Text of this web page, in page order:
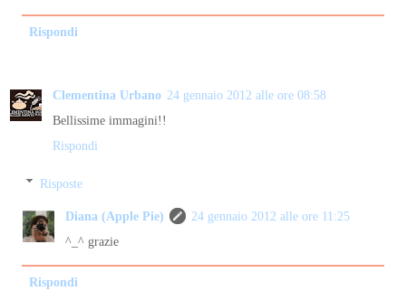
Rispondi
Clementina Urbano 24 gennaio 2012 alle ore 08:58
Bellissime immagini!!
Rispondi
Risposte
Diana (Apple Pie)
24 gennaio 2012 alle ore 11:25
^_^ grazie
Rispondi